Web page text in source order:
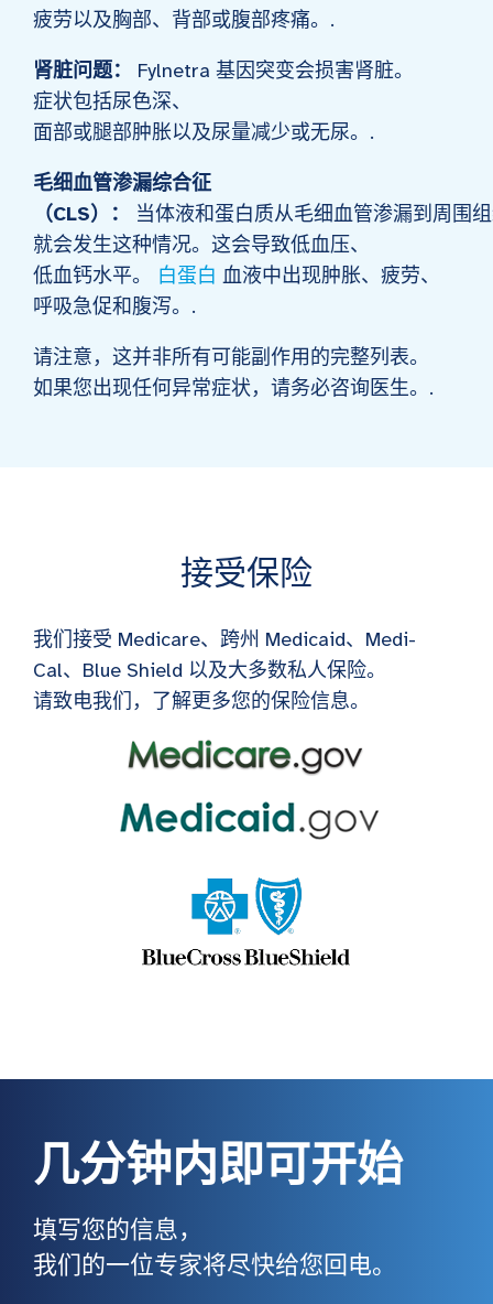
疲劳以及胸部、背部或腹部疼痛。.
肾脏问题：
Fylnetra 基因突变会损害肾脏。
症状包括尿色深、
面部或腿部肿胀以及尿量减少或无尿。.
毛细血管渗漏综合征
（CLS）：
当体液和蛋白质从毛细血管渗漏到周围
就会发生这种情况。这会导致低血压、
低血钙水平。 白蛋白 血液中出现肿胀、疲劳、
呼吸急促和腹泻。.
请注意，这并非所有可能副作用的完整列表。
如果您出现任何异常症状，请务必咨询医生。.
接受保险
我们接受 Medicare、跨州 Medicaid、Medi-
Cal、Blue Shield 以及大多数私人保险。
请致电我们，了解更多您的保险信息。
几分钟内即可开始
填写您的信息，
我们的一位专家将尽快给您回电。